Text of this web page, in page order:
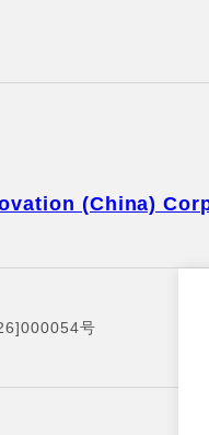
(China)
号